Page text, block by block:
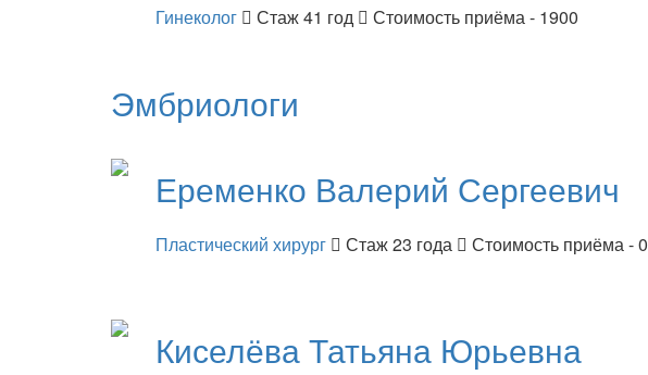
Гинеколог Стаж 41 год Стоимость приёма - 1900
Эмбриологи
Еременко Валерий Сергеевич
Пластический хирург Стаж 23 года Стоимость приёма - 0
КиселёваТатьяна Юрьевна